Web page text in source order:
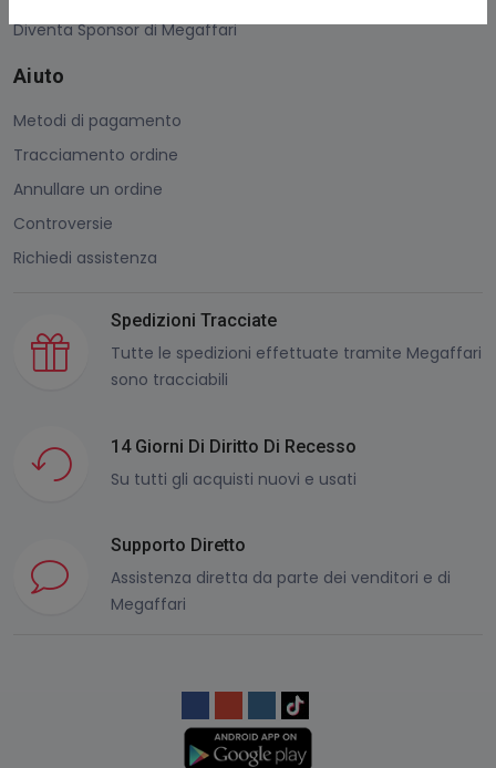
Diventa Sponsor di Megaffari
Aiuto
Metodi di pagamento
Tracciamento ordine
Annullare un ordine
Controversie
Richiedi assistenza
Spedizioni Tracciate
Tutte le spedizioni effettuate tramite Megaffari
sono tracciabili
14 Giorni Di Diritto Di Recesso
Su tutti gli acquisti nuovi e usati
Supporto Diretto
Assistenza diretta da parte dei venditori e di
Megaffari